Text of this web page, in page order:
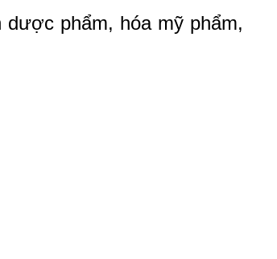
phẩm, hóa mỹ phẩm,